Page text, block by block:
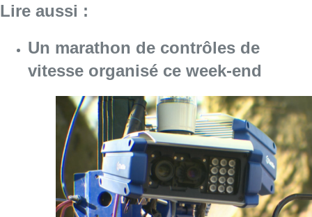
Lire aussi :
Un marathon de contrôles de
vitesse organisé ce week-end